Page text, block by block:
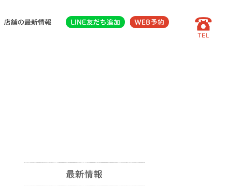
店舗の最新情報 LINE友だち追加 WEB予約
最新情報